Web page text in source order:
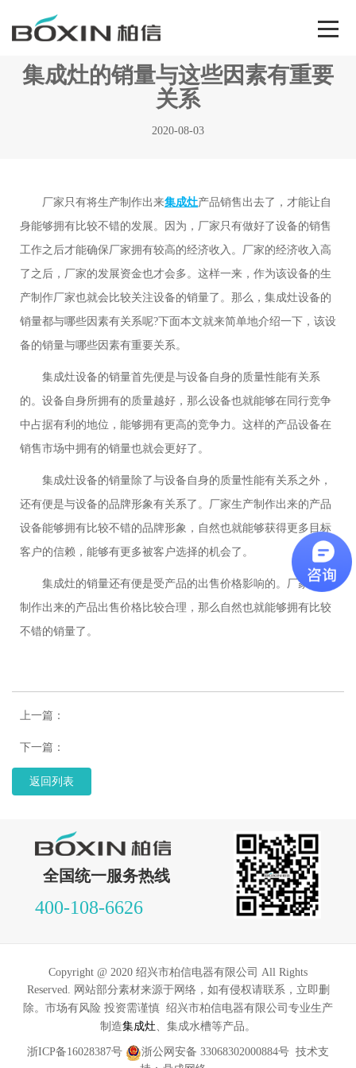
集成灶的销量与这些因素有重要
关系
2020-08-03
厂家只有将生产制作出来集成灶产品销售出去了，才能让自
身能够拥有比较不错的发展。因为，厂家只有做好了设备的销售
工作之后才能确保厂家拥有较高的经济收入。厂家的经济收入高
了之后，厂家的发展资金也才会多。这样一来，作为该设备的生
产制作厂家也就会比较关注设备的销量了。那么，集成灶设备的
销量都与哪些因素有关系呢?下面本文就来简单地介绍一下，该设
备的销量与哪些因素有重要关系。
集成灶设备的销量首先便是与设备自身的质量性能有关系
的。设备自身所拥有的质量越好，那么设备也就能够在同行竞争
中占据有利的地位，能够拥有更高的竞争力。这样的产品设备在
销售市场中拥有的销量也就会更好了。
集成灶设备的销量除了与设备自身的质量性能有关系之外，
还有便是与设备的品牌形象有关系了。厂家生产制作出来的产品
设备能够拥有比较不错的品牌形象，自然也就能够获得更多目标
客户的信赖，能够有更多被客户选择的机会了。
集成灶的销量还有便是受产品的出售价格影响的。厂家生产
制作出来的产品出售价格比较合理，那么自然也就能够拥有比较
不错的销量了。
上一篇：
下一篇：
返回列表
全国统一服务热线
400-108-6626
Copyright @ 2020 绍兴市柏信电器有限公司 All Rights
Reserved. 网站部分素材来源于网络，如有侵权请联系，立即删
除。市场有风险 投资需谨慎 绍兴市柏信电器有限公司专业生产
制造集成灶 、集成水槽等产品。
浙ICP备16028387号 浙公网安备 33068302000884号 技术支